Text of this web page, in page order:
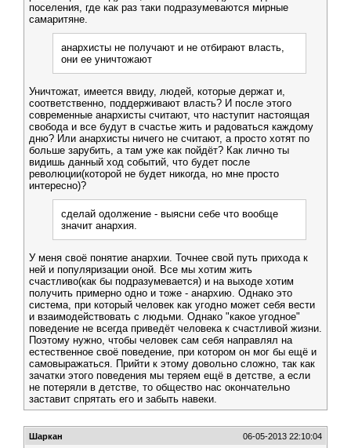
поселения, где как раз таки подразумеваются мирные
самаритяне.
анархисты не получают и не отбирают власть,
они ее уничтожают
Уничтожат, имеется ввиду, людей, которые держат и,
соответственно, поддерживают власть? И после этого
современные анархисты считают, что наступит настоящая
свобода и все будут в счастье жить и радоваться каждому
дню? Или анархисты ничего не считают, а просто хотят по
больше зарубить, а там уже как пойдёт? Как лично ты
видишь данный ход событий, что будет после
революции(которой не будет никогда, но мне просто
интересно)?
сделай одолжение - выясни себе что вообще
значит анархия.
У меня своё понятие анархии. Точнее свой путь прихода к
ней и популяризации оной. Все мы хотим жить
счастливо(как бы подразумевается) и на выходе хотим
получить примерно одно и тоже - анархию. Однако это
система, при который человек как угодно может себя вести
и взаимодействовать с людьми. Однако "какое угодное"
поведение не всегда приведёт человека к счастливой жизни.
Поэтому нужно, чтобы человек сам себя направлял на
естественное своё поведение, при котором он мог бы ещё и
самовыражаться. Прийти к этому довольно сложно, так как
зачатки этого поведения мы теряем ещё в детстве, а если
не потеряли в детстве, то общество нас окончательно
заставит спрятать его и забыть навеки.
Шаркан 06-05-2013 22:10:04